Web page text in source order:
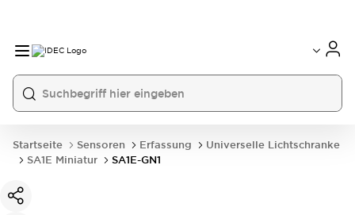
Startseite Sensoren Erfassung
Universelle Lichtschranke
SA1E Miniatur
SA1E-GN1